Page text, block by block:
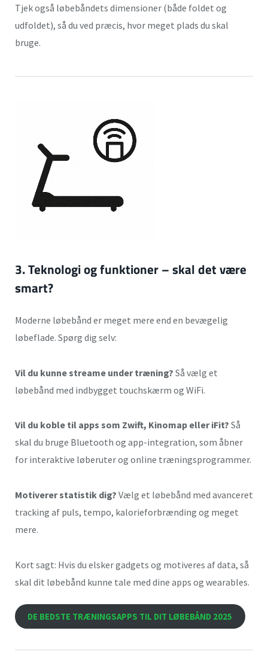
Tjek også løbebåndets dimensioner (både foldet og
udfoldet), så du ved præcis, hvor meget plads du skal
bruge.
3. Teknologi og funktioner– skal det være
smart?
Moderne løbebånd er meget mere end en bevægelig
løbeflade. Spørg dig selv:
Vil du kunne streame under træning? Så vælg et
løbebånd med indbygget touchskærm og WiFi.
Vil du koble til apps som Zwift, Kinomap eller iFit? Så
skal du bruge Bluetooth og app-integration, som åbner
for interaktive løberuter og online træningsprogrammer.
Motiverer statistik dig? Vælg et løbebånd med avanceret
tracking af puls, tempo, kalorieforbrænding og meget
mere.
Kort sagt: Hvis du elsker gadgets og motiveres af data, så
skal dit løbebånd kunne tale med dine apps og wearables.
DE BEDSTE TRÆNINGSAPPS TIL DIT LØBEBÅND 2025